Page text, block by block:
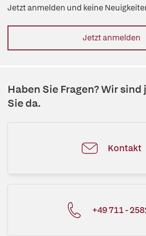
Jetzt anmelden und keine
Jetzt anmelden
Haben Sie Fragen? Wir
Sie da.
Kontakt
+49 711 -